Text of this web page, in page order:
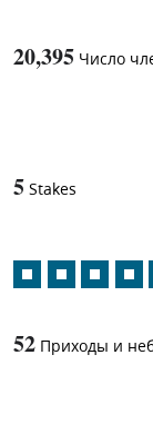
20,395 Число
5 Stakes
52 Приходы и